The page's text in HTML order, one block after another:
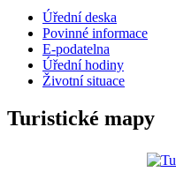
Úřední deska
Povinné informace
E-podatelna
Úřední hodiny
Životní situace
Turistické mapy